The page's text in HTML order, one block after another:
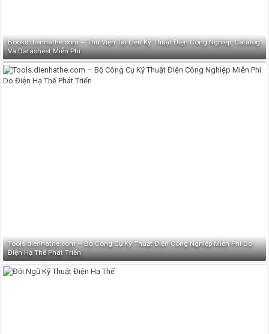
Books.dienhathe.com – Thư Viện Tài Liệu Kỹ Thuật Điện Công Nghiệp, Catalog
Và Datasheet Miễn Phí
Tools.dienhathe.com – Bộ Công Cụ Kỹ Thuật Điện Công Nghiệp Miễn Phí Do
Điện Hạ Thế Phát Triển